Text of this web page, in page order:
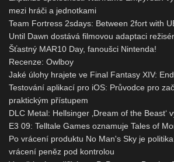
mezi hráči a jednotkami
Team Fortress 2sdays: Between 2fort with
Until Dawn dostává filmovou adaptaci
Šťastný MAR10 Day, fanoušci Nintenda!
Recenze: Owlboy
Jaké úlohy hrajete ve Final Fantasy XIV:
Testování aplikací pro iOS: Průvodce pro
praktickým přístupem
DLC Metal: Hellsinger ‚Dream of the Beast‘
E3 09: Telltale Games oznamuje Tales of
Po vrácení produktu No Man's Sky je
vrácení peněz pod kontrolou